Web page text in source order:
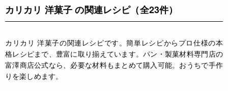
カリカリ 洋菓子 の関連レシピ（全23件）
カリカリ 洋菓子の関連レシピです。簡単レシピからプロ仕様の本
格レシピまで、豊富に取り揃えています。パン・製菓材料専門店の
富澤商店公式なら、必要な材料もまとめて購入可能。おうちで手作
りを楽しめます。